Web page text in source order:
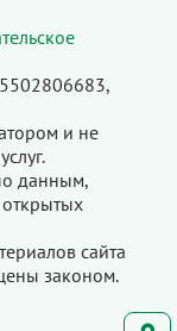
и не
данным,
сайта
законом.